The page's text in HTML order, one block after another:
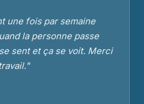
une fois par semaine
la personne passe
sent et ça se voit. Merci